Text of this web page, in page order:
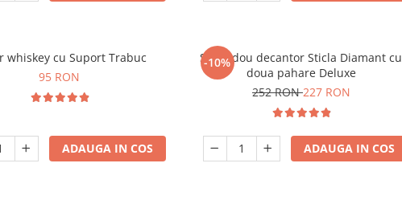
whiskey cu Suport Trabuc
95 RON
ADAUGA IN COS
-10%
Set cadou decantor Sticla Diamant cu
doua pahare Deluxe
252 RON227 RON
ADAUGA IN COS